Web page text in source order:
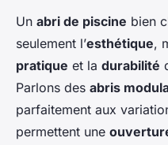
Un abri de piscine bien
seulement l’esthétique,
pratique et la durabilité
Parlons des abris
parfaitement aux
permettent une